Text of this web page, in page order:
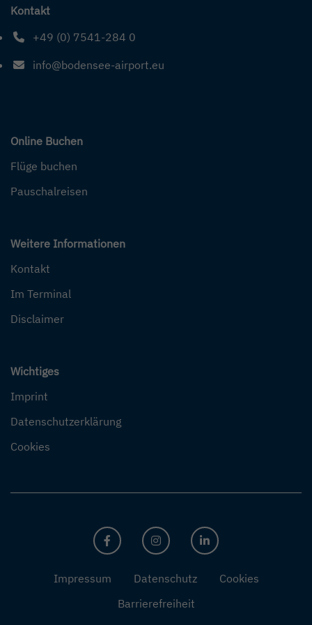
Kontakt
+49 (0) 7541-284 0
Telefonnummer: 4 9 0 7 5 4 1 2 8 4 0
info@bodensee-airport.eu
E-Mail Adresse: info@bodensee-airport.eu
Online Buchen
Flüge buchen
Pauschalreisen
Weitere Informationen
Kontakt
Im Terminal
Disclaimer
Wichtiges
Imprint
Datenschutzerklärung
Cookies
FACEBOOKINSTAGRAMLINKEDIN
Impressum Datenschutz
Cookies
Barrierefreiheit